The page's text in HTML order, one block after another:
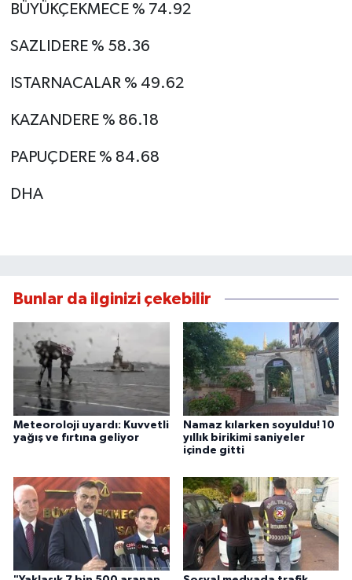
BÜYÜKÇEKMECE % 74.92
SAZLIDERE % 58.36
ISTARNACALAR % 49.62
KAZANDERE % 86.18
PAPUÇDERE % 84.68
DHA
Bunlar da ilginizi çekebilir
Meteoroloji uyardı: Kuvvetli
yağış ve fırtına geliyor
Namaz kılarken soyuldu! 10
yıllık birikimi saniyeler
içinde gitti